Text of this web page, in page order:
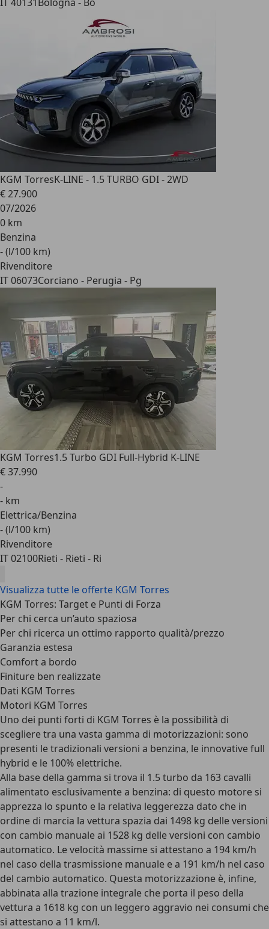
KGM TorresK-LINE - 1.5 TURBO GDI - 2WD
€ 27.900
07/2026
0 km
Benzina
- (l/100 km)
Rivenditore
IT 06073Corciano - Perugia - Pg
KGM Torres1.5 Turbo GDI Full-Hybrid K-LINE
€ 37.990
-
- km
Elettrica/Benzina
- (l/100 km)
Rivenditore
IT 02100Rieti - Rieti - Ri
Visualizza tutte le offerte KGM Torres
KGM Torres: Target e Punti di Forza
Per chi cerca un’auto spaziosa
Per chi ricerca un ottimo rapporto qualità/prezzo
Garanzia estesa
Comfort a bordo
Finiture ben realizzate
Dati KGM Torres
Motori KGM Torres
Uno dei punti forti di KGM Torres è la possibilità di
scegliere tra una vasta gamma di motorizzazioni: sono
presenti le tradizionali versioni a benzina, le innovative full
hybrid e le 100% elettriche.
Alla base della gamma si trova il 1.5 turbo da 163 cavalli
alimentato esclusivamente a benzina: di questo motore si
apprezza lo spunto e la relativa leggerezza dato che in
ordine di marcia la vettura spazia dai 1498 kg delle versioni
con cambio manuale ai 1528 kg delle versioni con cambio
automatico. Le velocità massime si attestano a 194 km/h
nel caso della trasmissione manuale e a 191 km/h nel caso
del cambio automatico. Questa motorizzazione è, infine,
abbinata alla trazione integrale che porta il peso della
vettura a 1618 kg con un leggero aggravio nei consumi che
si attestano a 11 km/l.